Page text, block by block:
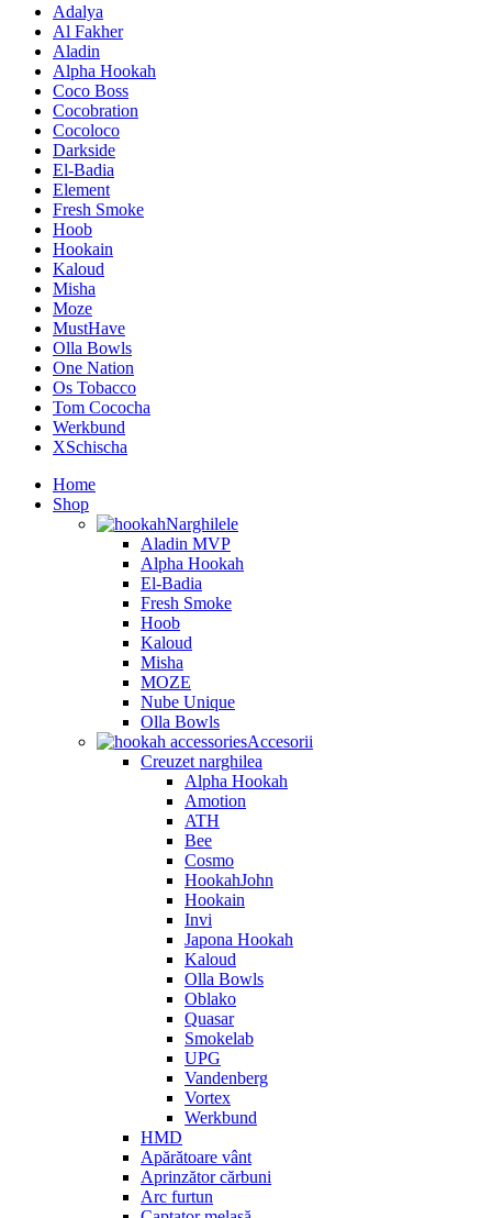
Adalya
Al Fakher
Aladin
Alpha Hookah
Coco Boss
Cocobration
Cocoloco
Darkside
El-Badia
Element
Fresh Smoke
Hoob
Hookain
Kaloud
Misha
Moze
MustHave
Olla Bowls
One Nation
Os Tobacco
Tom Cococha
Werkbund
XSchischa
Home
Shop
Narghilele
Aladin MVP
Alpha Hookah
El-Badia
Fresh Smoke
Hoob
Kaloud
Misha
MOZE
Nube Unique
Olla Bowls
Accesorii
Creuzet narghilea
Alpha Hookah
Amotion
ATH
Bee
Cosmo
HookahJohn
Hookain
Invi
Japona Hookah
Kaloud
Olla Bowls
Oblako
Quasar
Smokelab
UPG
Vandenberg
Vortex
Werkbund
HMD
Apărătoare vânt
Aprinzător cărbuni
Arc furtun